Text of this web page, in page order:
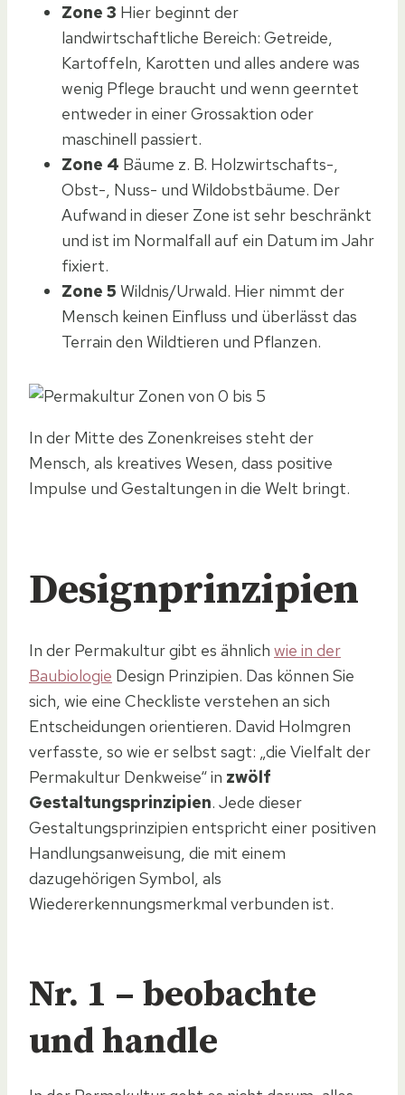
Zone 3 Hier beginnt der
landwirtschaftliche Bereich: Getreide,
Kartoffeln, Karotten und alles andere was
wenig Pflege braucht und wenn geerntet
entweder in einer Grossaktion oder
maschinell passiert.
Zone 4 Bäume z. B. Holzwirtschafts-,
Obst-, Nuss- und Wildobstbäume. Der
Aufwand in dieser Zone ist sehr beschränkt
und ist im Normalfall auf ein Datum im Jahr
fixiert.
Zone 5 Wildnis/Urwald. Hier nimmt der
Mensch keinen Einfluss und überlässt das
Terrain den Wildtieren und Pflanzen.
In der Mitte des Zonenkreises steht der
Mensch, als kreatives Wesen, dass positive
Impulse und Gestaltungen in die Welt bringt.
Designprinzipien
In der Permakultur gibt es ähnlich wie in der
Baubiologie Design Prinzipien. Das können Sie
sich, wie eine Checkliste verstehen an sich
Entscheidungen orientieren. David Holmgren
verfasste, so wie er selbst sagt: „die Vielfalt der
Permakultur Denkweise“ in zwölf
Gestaltungsprinzipien. Jede dieser
Gestaltungsprinzipien entspricht einer positiven
Handlungsanweisung, die mit einem
dazugehörigen Symbol, als
Wiedererkennungsmerkmal verbunden ist.
Nr. 1 – beobachte
und handle